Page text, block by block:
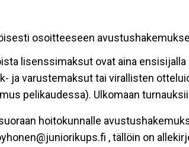
osoitteeseen
lisenssimaksut ovat aina
ja varustemaksut tai virallisten
pelikaudessa). Ulkomaan
hoitokunnalle
, tällöin on